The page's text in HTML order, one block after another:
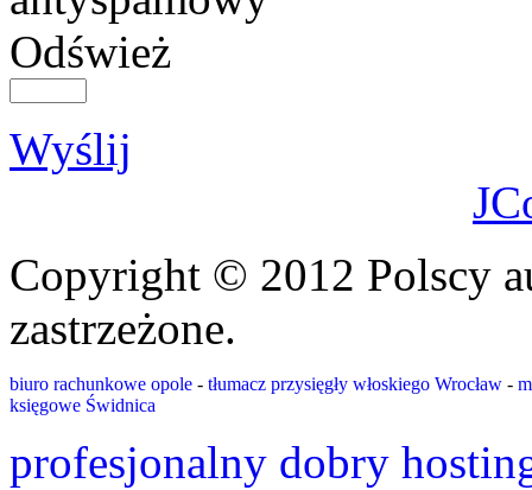
Odśwież
Wyślij
Copyright © 2012 Polscy
zastrzeżone.
biuro rachunkowe opole - tłumacz przysięgły włoskiego Wrocław -
księgowe Świdnica
profesjonalny dobry